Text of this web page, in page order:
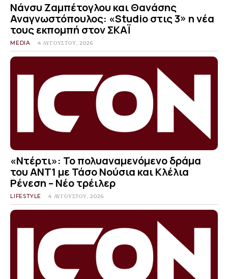
Νάνσυ Ζαμπέτογλου και Θανάσης
Αναγνωστόπουλος: «Studio στις 3» η νέα
τους εκπομπή στον ΣΚΑΪ
MEDIA 4 ΑΥΓΟΎΣΤΟΥ, 2026
«Ντέρτι»: Το πολυαναμενόμενο δράμα
του ΑΝΤ1 με Τάσο Νούσια και Κλέλια
Ρένεση – Νέο τρέιλερ
LIFESTYLE 4 ΑΥΓΟΎΣΤΟΥ, 2026